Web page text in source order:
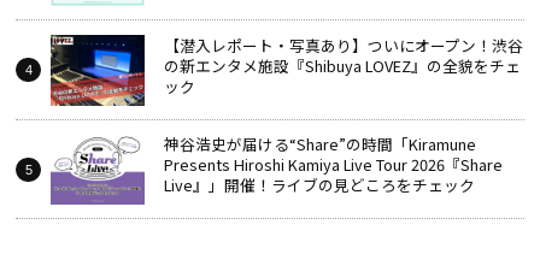
【潜入レポート・写真あり】ついにオープン！渋谷
の新エンタメ施設『Shibuya LOVEZ』の全貌をチェ
ック
神谷浩史が届ける“Share”の時間――「Kiramune
Presents Hiroshi Kamiya Live Tour 2026『Share
Live』」開催！ライブの見どころをチェック